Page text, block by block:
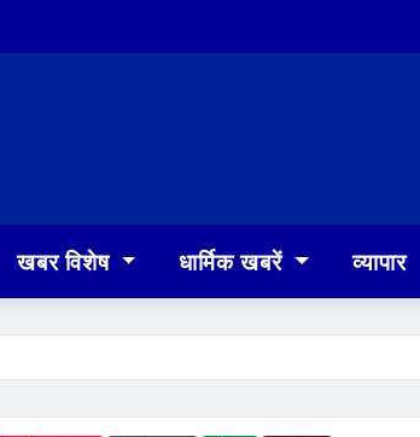
खबर विशेष धार्मिक खबरें व्यापार